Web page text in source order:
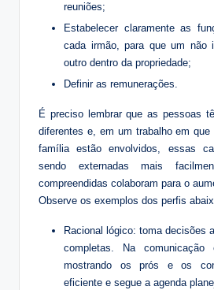
reuniões;
Estabelecer claramente as
cada irmão, para que um não
outro dentro da propriedade;
Definir as remunerações.
É preciso lembrar que as pessoas
diferentes e, em um trabalho em
família estão envolvidos, essas
sendo externadas mais
compreendidas colaboram para o
Observe os exemplos dos perfis
Racional lógico: toma decisões
completas. Na
mostrando os prós e os
eficiente e segue a agenda